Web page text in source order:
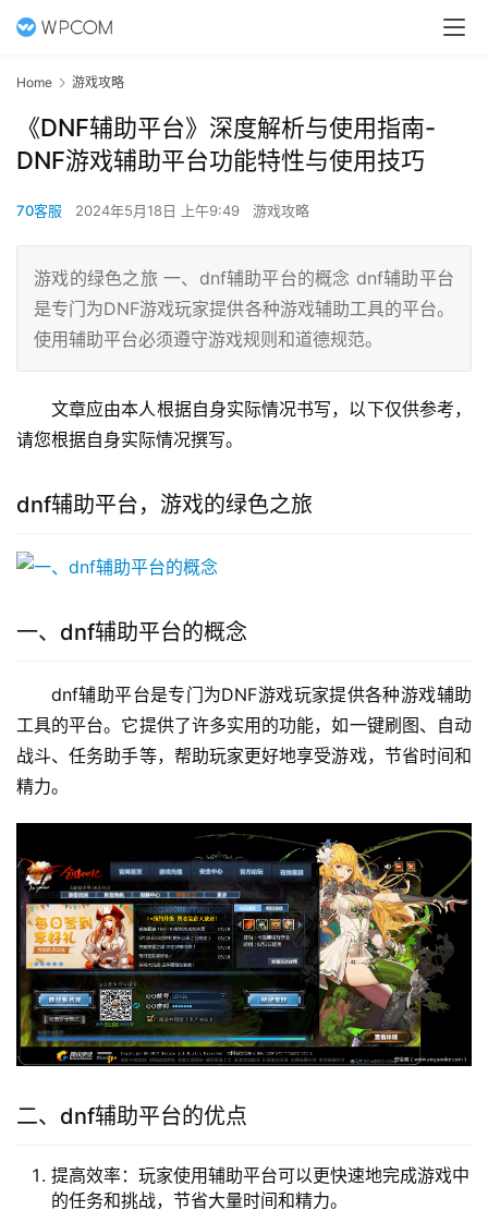
Home 游戏攻略
《DNF辅助平台》深度解析与使用指南-
DNF游戏辅助平台功能特性与使用技巧
70客服 2024年5月18日 上午9:49 游戏攻略
游戏的绿色之旅 一、dnf辅助平台的概念 dnf辅助平台
是专门为DNF游戏玩家提供各种游戏辅助工具的平台。
使用辅助平台必须遵守游戏规则和道德规范。
文章应由本人根据自身实际情况书写，以下仅供参考，
请您根据自身实际情况撰写。
dnf辅助平台，游戏的绿色之旅
一、dnf辅助平台的概念
dnf辅助平台是专门为DNF游戏玩家提供各种游戏辅助
工具的平台。它提供了许多实用的功能，如一键刷图、自动
战斗、任务助手等，帮助玩家更好地享受游戏，节省时间和
精力。
二、dnf辅助平台的优点
提高效率：玩家使用辅助平台可以更快速地完成游戏中
的任务和挑战，节省大量时间和精力。